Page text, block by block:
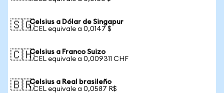
🇸🇬Celsius a Dólar de Singapur
1 CEL equivale a 0,0147 $
🇨🇭Celsius a Franco Suizo
1 CEL equivale a 0,009311 CHF
🇧🇷Celsius a Real brasileño
1 CEL equivale a 0,0587 R$